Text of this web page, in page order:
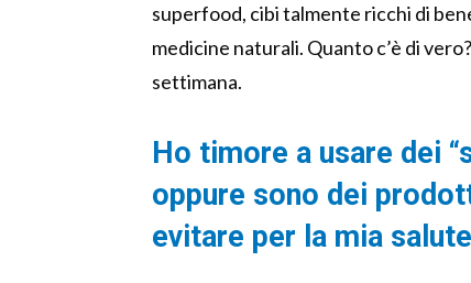
superfood, cibi talmente ricchi di
medicine naturali. Quanto c’è di
settimana.
Ho timore a usare dei
oppure sono dei
evitare per la mia